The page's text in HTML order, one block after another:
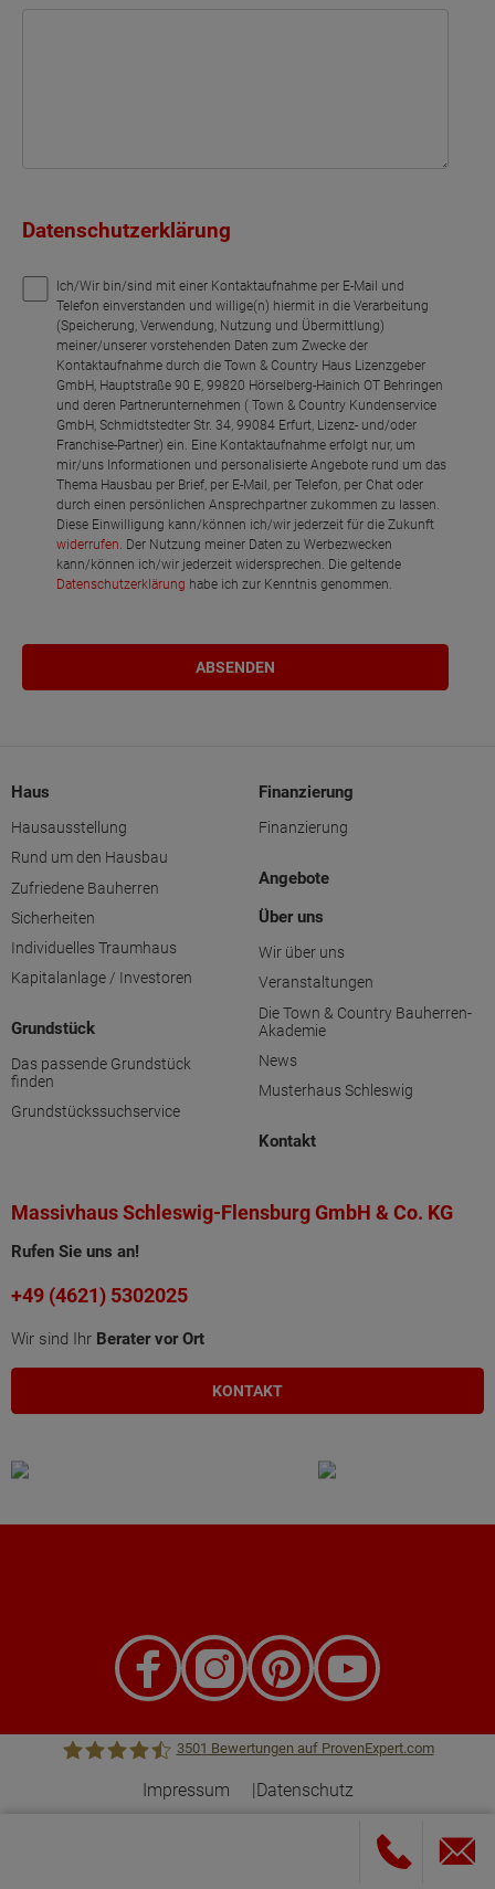
Datenschutzerklärung
Ich/Wir bin/sind mit einer Kontaktaufnahme per E-Mail und
Telefon einverstanden und willige(n) hiermit in die Verarbeitung
(Speicherung, Verwendung, Nutzung und Übermittlung)
meiner/unserer vorstehenden Daten zum Zwecke der
Kontaktaufnahme durch die Town & Country Haus Lizenzgeber
GmbH, Hauptstraße 90 E, 99820 Hörselberg-Hainich OT Behringen
und deren Partnerunternehmen ( Town & Country Kundenservice
GmbH, Schmidtstedter Str. 34, 99084 Erfurt, Lizenz- und/oder
Franchise-Partner) ein. Eine Kontaktaufnahme erfolgt nur, um
mir/uns Informationen und personalisierte Angebote rund um das
Thema Hausbau per Brief, per E-Mail, per Telefon, per Chat oder
durch einen persönlichen Ansprechpartner zukommen zu lassen.
Diese Einwilligung kann/können ich/wir jederzeit für die Zukunft
widerrufen. Der Nutzung meiner Daten zu Werbezwecken
kann/können ich/wir jederzeit widersprechen. Die geltende
Datenschutzerklärung habe ich zur Kenntnis genommen.
Haus
Hausausstellung
Rund um den Hausbau
Zufriedene Bauherren
Sicherheiten
Individuelles Traumhaus
Kapitalanlage / Investoren
Grundstück
Das passende Grundstück
finden
Grundstückssuchservice
Finanzierung
Finanzierung
Angebote
Über uns
Wir über uns
Veranstaltungen
Die Town & Country Bauherren-
Akademie
News
Musterhaus Schleswig
Kontakt
Massivhaus Schleswig-Flensburg GmbH & Co. KG
Rufen Sie uns an!
+49 (4621) 5302025
Wir sind Ihr Berater vor Ort
KONTAKT
3501 Bewertungen auf ProvenExpert.com
Impressum Datenschutz